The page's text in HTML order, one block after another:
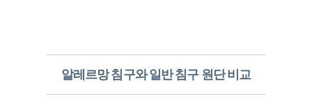
알레르망 침구와 일반 침구 원단 비교